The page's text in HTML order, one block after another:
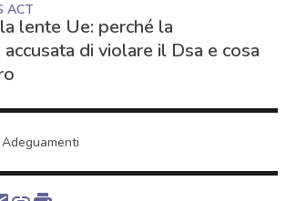
ACT
lente Ue: perché la
di violare il Dsa e cosa